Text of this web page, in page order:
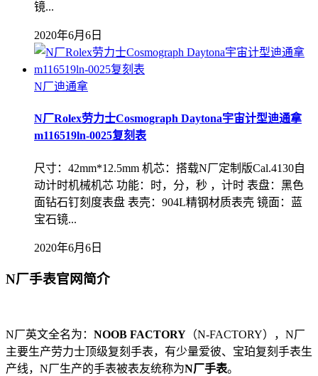
镜...
2020年6月6日
N厂迪通拿
N厂Rolex劳力士Cosmograph Daytona宇宙计型迪通拿
m116519ln-0025复刻表
尺寸：42mm*12.5mm 机芯：搭载N厂定制版Cal.4130自
动计时机械机芯 功能：时，分，秒 ，计时 表盘：黑色
面钻石钉刻度表盘 表壳：904L精钢材质表壳 镜面：蓝
宝石镜...
2020年6月6日
N厂手表官网简介
N厂英文全名为： NOOB FACTORY （N-FACTORY），N厂
主要生产劳力士顶级复刻手表，有少量爱彼、宝珀复刻手表生
产线，N厂生产的手表被表友统称为N厂手表。